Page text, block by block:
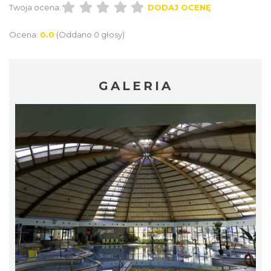
Twoja ocena: DODAJ OCENĘ
Ocena: 0.0 (Oddano 0 głosy)
GALERIA